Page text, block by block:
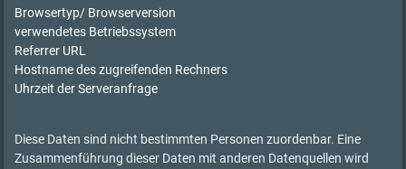
Browsertyp/ Browserversion
verwendetes Betriebssystem
Referrer URL
Hostname des zugreifenden Rechners
Uhrzeit der Serveranfrage
Diese Daten sind nicht bestimmten Personen zuordenbar. Eine
Zusammenführung dieser Daten mit anderen Datenquellen wird